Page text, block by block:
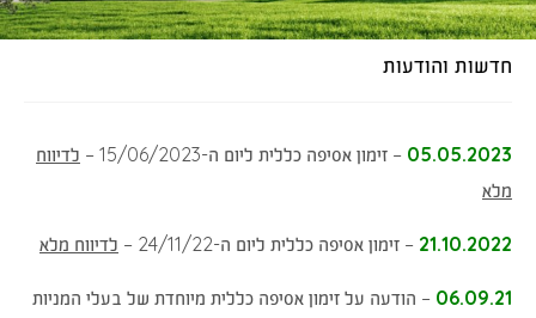
חדשות והודעות
05.05.2023 – זימון אסיפה כללית ליום ה-15/06/2023 –
לדיווח
מלא(נפתח
21.10.2022 – זימון אסיפה כללית ליום ה-24/11/22 – לדיווח מלא
06.09.21 – הודעה על זימון אסיפה כללית מיוחדת של בעלי המניות